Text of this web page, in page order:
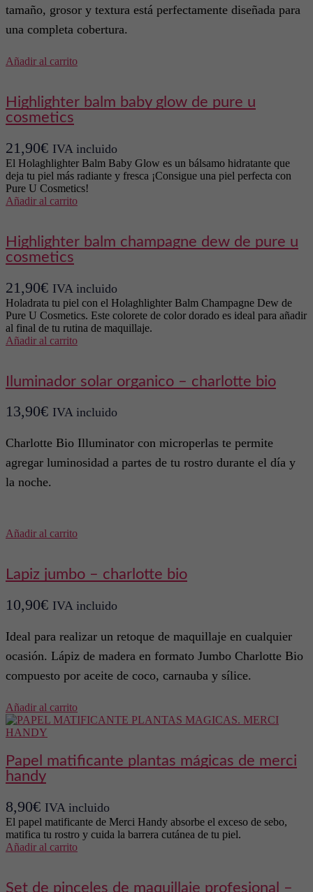
página
de
tamaño, grosor y textura está perfectamente diseñada para
una completa cobertura.
Añadir al carrito
highlighter balm baby glow de pure u
cosmetics
21,90€ IVA incluido
El Holaghlighter Balm Baby Glow es un bálsamo hidratante que
deja tu piel más radiante y fresca ¡Consigue una piel perfecta con
Pure U Cosmetics!
Añadir al carrito
highlighter balm champagne dew de pure u
cosmetics
21,90€ IVA incluido
Holadrata tu piel con el Holaghlighter Balm Champagne Dew de
Pure U Cosmetics. Este colorete de color dorado es ideal para añadir
al final de tu rutina de maquillaje.
Añadir al carrito
iluminador solar organico – charlotte bio
13,90€ IVA incluido
Charlotte Bio Illuminator con microperlas te permite
agregar luminosidad a partes de tu rostro durante el día y
la noche.
Añadir al carrito
lapiz jumbo – charlotte bio
10,90€ IVA incluido
Ideal para realizar un retoque de maquillaje en cualquier
ocasión. Lápiz de madera en formato Jumbo Charlotte Bio
compuesto por aceite de coco, carnauba y sílice.
Añadir al carrito
papel matificante plantas mágicas de merci
handy
8,90€ IVA incluido
El papel matificante de Merci Handy absorbe el exceso de sebo,
matifica tu rostro y cuida la barrera cutánea de tu piel.
Añadir al carrito
set de pinceles de maquillaje profesional –